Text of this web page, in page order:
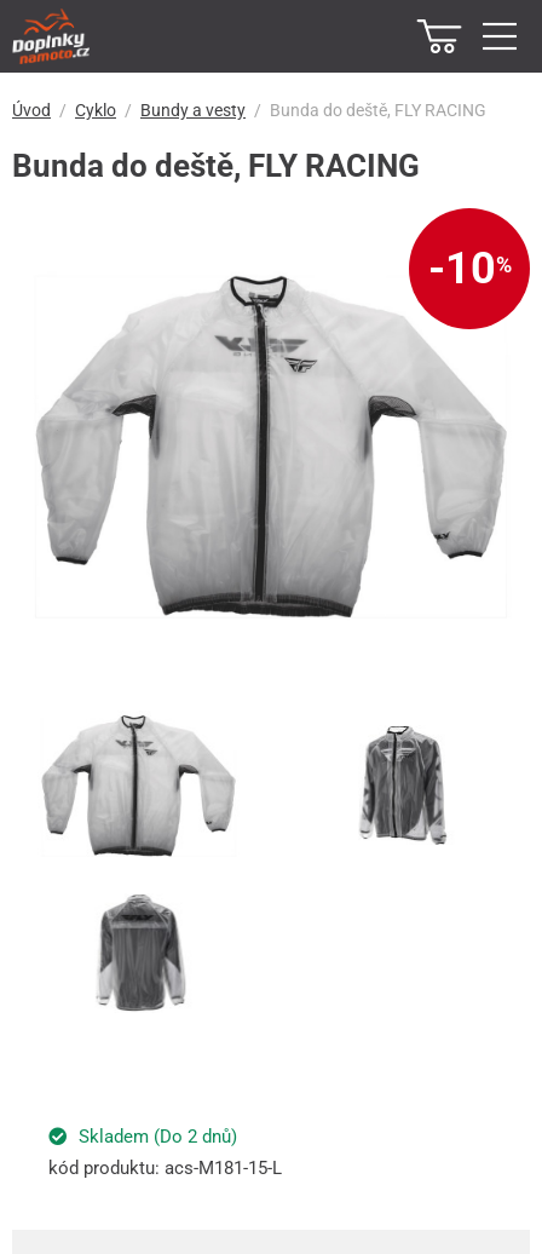
Úvod Cyklo Bundy a vesty Bunda do deště, FLY RACING
Bunda do deště, FLY RACING
-10%
Skladem (Do 2 dnů)
kód produktu: acs-M181-15-L